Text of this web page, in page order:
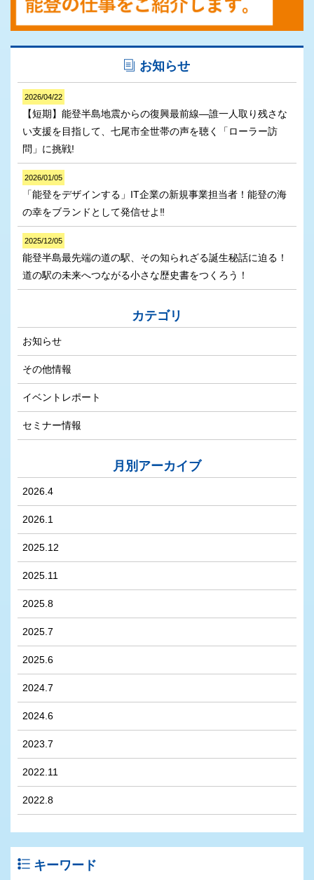
お知らせ
2026/04/22
【短期】能登半島地震からの復興最前線―誰一人取り残さな
い支援を目指して、七尾市全世帯の声を聴く「ローラー訪
問」に挑戦!
2026/01/05
「能登をデザインする」IT企業の新規事業担当者！能登の海
の幸をブランドとして発信せよ‼
2025/12/05
能登半島最先端の道の駅、その知られざる誕生秘話に迫る！
道の駅の未来へつながる小さな歴史書をつくろう！
カテゴリ
お知らせ
その他情報
イベントレポート
セミナー情報
月別アーカイブ
2026.4
2026.1
2025.12
2025.11
2025.8
2025.7
2025.6
2024.7
2024.6
2023.7
2022.11
2022.8
キーワード